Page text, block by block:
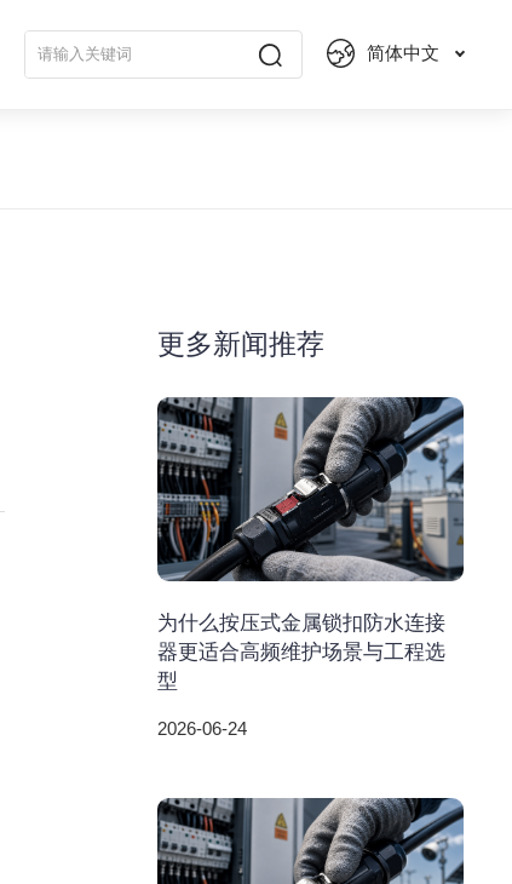
简体中文
更多新闻推荐
为什么按压式金属锁扣防水连接
器更适合高频维护场景与工程选
型
2026-06-24